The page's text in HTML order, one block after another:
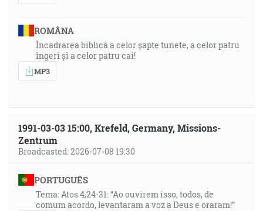
ROMÂNA
Încadrarea biblică a celor șapte tunete, a celor patru
îngeri și a celor patru cai!
MP3
1991-03-03 15:00, Krefeld, Germany, Missions-
Zentrum
Broadcasted: 2026-07-08 19:30
PORTUGUÊS
Tema: Atos 4,24-31: “Ao ouvirem isso, todos, de
comum acordo, levantaram a voz a Deus e oraram!”